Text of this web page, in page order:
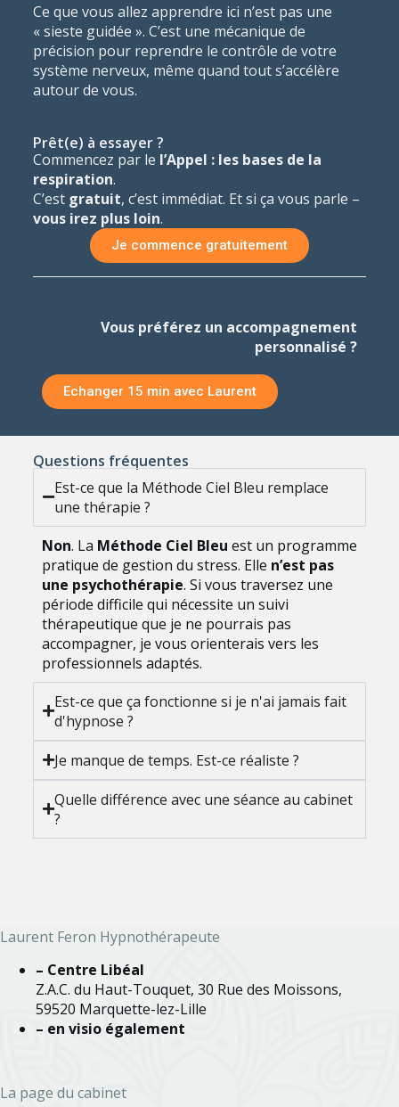
Ce que vous allez apprendre ici n’est pas une
« sieste guidée ». C’est une mécanique de
précision pour reprendre le contrôle de votre
système nerveux, même quand tout s’accélère
autour de vous.
Prêt(e) à essayer ?
Commencez par le l’Appel : les bases de la
respiration.
C’est gratuit, c’est immédiat. Et si ça vous parle –
vous irez plus loin.
Je commence gratuitement
Vous préférez un accompagnement
personnalisé ?
Echanger 15 min avec Laurent
Questions fréquentes
Est-ce que la Méthode Ciel Bleu remplace
une thérapie ?
Non. La Méthode Ciel Bleu est un programme
pratique de gestion du stress. Elle n’est pas
une psychothérapie. Si vous traversez une
période difficile qui nécessite un suivi
thérapeutique que je ne pourrais pas
accompagner, je vous orienterais vers les
professionnels adaptés.
Est-ce que ça fonctionne si je n'ai jamais fait
d'hypnose ?
Je manque de temps. Est-ce réaliste ?
Quelle différence avec une séance au cabinet
?
Laurent Feron Hypnothérapeute
– Centre Libéal
Z.A.C. du Haut-Touquet, 30 Rue des Moissons,
59520 Marquette-lez-Lille
– en visio également
La page du cabinet